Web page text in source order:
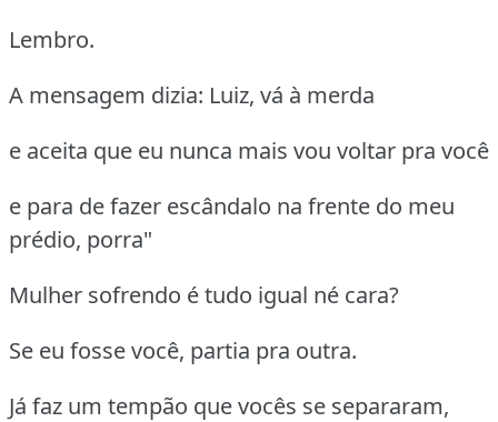
Lembro.
A mensagem dizia: Luiz, vá à merda
e aceita que eu nunca mais vou voltar pra você
e para de fazer escândalo na frente do meu
prédio, porra"
Mulher sofrendo é tudo igual né cara?
Se eu fosse você, partia pra outra.
Já faz um tempão que vocês se separaram,